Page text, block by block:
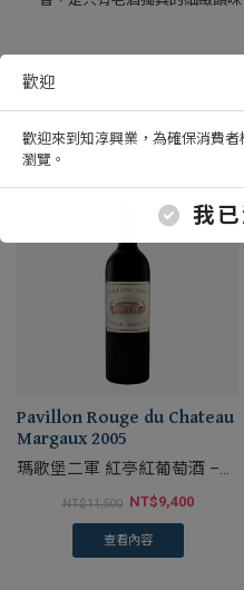
歡迎
歡迎來到知淳興業，為確保消費
瀏覽。
我
您可能也喜歡…
Pavillon Rouge du Chateau
Margaux 2005
瑪歌堡二軍 紅亭紅葡萄酒 –
NT$11,500 NT$9,400
查看內容